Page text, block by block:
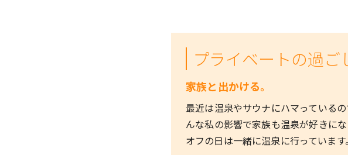
プライベートの過ご
家族と出かける。
最近は温泉やサウナにハマっている
んな私の影響で家族も温泉が好きにな
オフの日は一緒に温泉に行っています。